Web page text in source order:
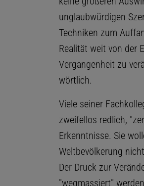
unglaubwürdigen
Techniken zum
Realität weit von der
Vergangenheit zu
wörtlich.
Viele seiner
zweifellos redlich,
Erkenntnisse. Sie
Weltbevölkerung
Der Druck zur
"wegmassiert"